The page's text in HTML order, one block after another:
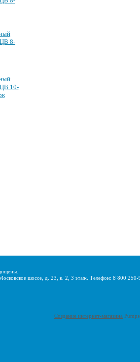
8-
10-
шоссе, д. 23, к. 2, 3 этаж. Телефон: 8 800
Создание интернет-магазина